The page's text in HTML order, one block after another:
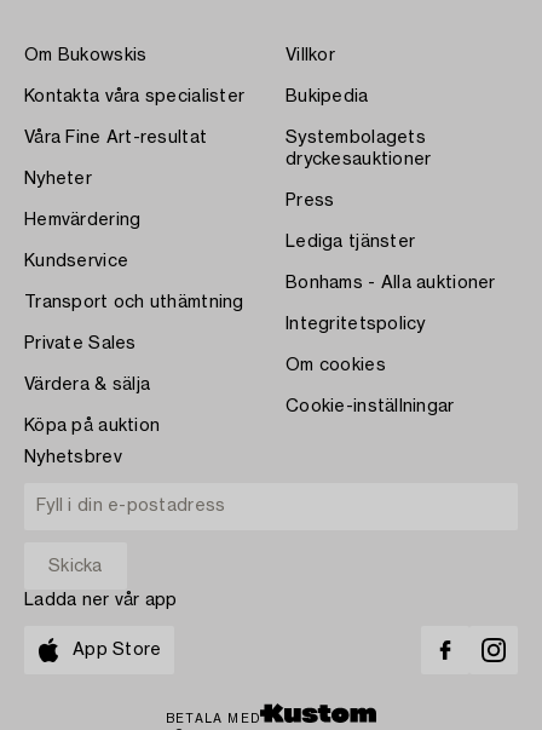
Om Bukowskis
Kontakta våra specialister
Våra Fine Art-resultat
Nyheter
Hemvärdering
Kundservice
Transport och uthämtning
Private Sales
Värdera & sälja
Köpa på auktion
Villkor
Bukipedia
Systembolagets
dryckesauktioner
Press
Lediga tjänster
Bonhams - Alla auktioner
Integritetspolicy
Om cookies
Cookie-inställningar
Nyhetsbrev
Ladda ner vår app
App Store
BETALA MED